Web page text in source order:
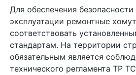
Для обеспечения
эксплуатации ремонтные
соответствовать
стандартам. На территории
обязательным является
технического регламента ТР